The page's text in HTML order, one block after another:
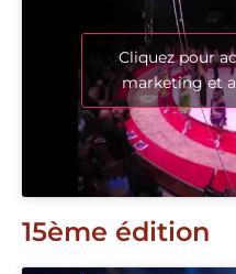
Cliquez pour
marketing et
15ème édition